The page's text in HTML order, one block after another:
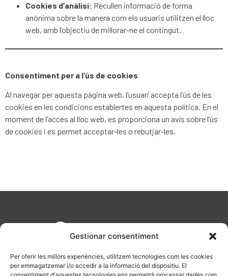
Gestionar consentiment
Per oferir les millors experiències, utilitzem tecnologies com les cookies
per emmagatzemar i/o accedir a la informació del dispositiu. El
Cookies d’anàlisi: Recullen informació de forma
anònima sobre la manera com els usuaris utilitzen el lloc
web, amb l’objectiu de millorar-ne el contingut.
Consentiment per a l’ús de cookies
Al navegar per aquesta pàgina web, l’usuari accepta l’ús de les
cookies en les condicions establertes en aquesta política. En el
moment de l’accés al lloc web, es proporciona un avís sobre l’ús
de cookies i es permet acceptar-les o rebutjar-les.